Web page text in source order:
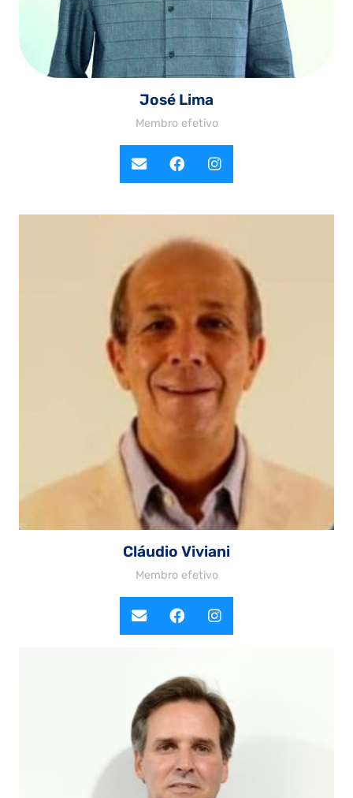
José Lima
Membro efetivo
Cláudio Viviani
Membro efetivo